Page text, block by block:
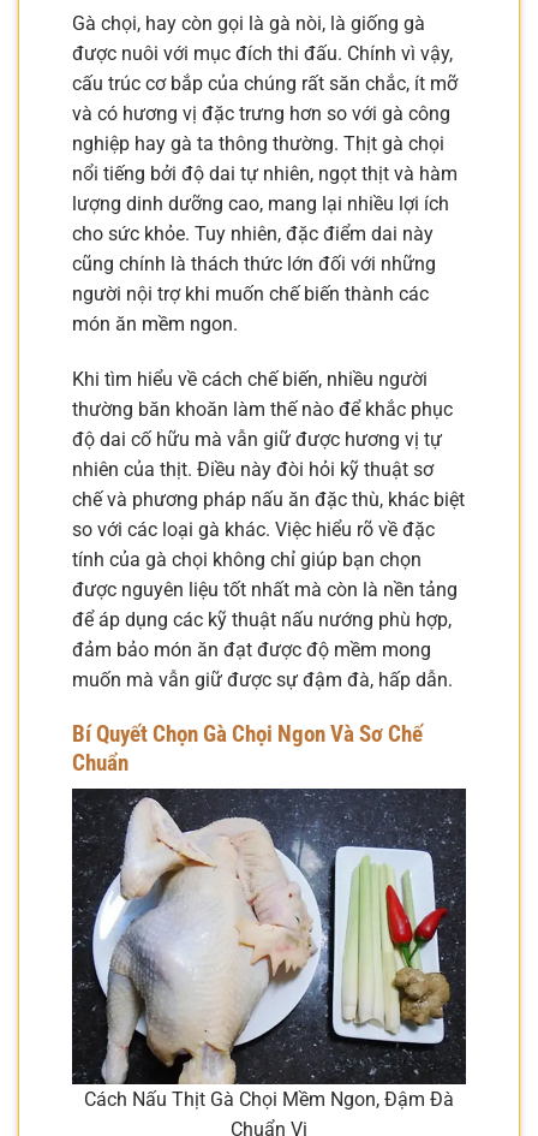
Gà chọi, hay còn gọi là gà nòi, là giống gà
được nuôi với mục đích thi đấu. Chính vì vậy,
cấu trúc cơ bắp của chúng rất săn chắc, ít mỡ
và có hương vị đặc trưng hơn so với gà công
nghiệp hay gà ta thông thường. Thịt gà chọi
nổi tiếng bởi độ dai tự nhiên, ngọt thịt và hàm
lượng dinh dưỡng cao, mang lại nhiều lợi ích
cho sức khỏe. Tuy nhiên, đặc điểm dai này
cũng chính là thách thức lớn đối với những
người nội trợ khi muốn chế biến thành các
món ăn mềm ngon.
Khi tìm hiểu về cách chế biến, nhiều người
thường băn khoăn làm thế nào để khắc phục
độ dai cố hữu mà vẫn giữ được hương vị tự
nhiên của thịt. Điều này đòi hỏi kỹ thuật sơ
chế và phương pháp nấu ăn đặc thù, khác biệt
so với các loại gà khác. Việc hiểu rõ về đặc
tính của gà chọi không chỉ giúp bạn chọn
được nguyên liệu tốt nhất mà còn là nền tảng
để áp dụng các kỹ thuật nấu nướng phù hợp,
đảm bảo món ăn đạt được độ mềm mong
muốn mà vẫn giữ được sự đậm đà, hấp dẫn.
Bí Quyết Chọn Gà Chọi Ngon Và Sơ Chế
Chuẩn
Cách Nấu Thịt Gà Chọi Mềm Ngon, Đậm Đà
Chuẩn Vị